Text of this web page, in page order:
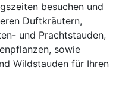
besuchen und
Duftkräutern,
und Prachtstauden,
sowie
Wildstauden für Ihren